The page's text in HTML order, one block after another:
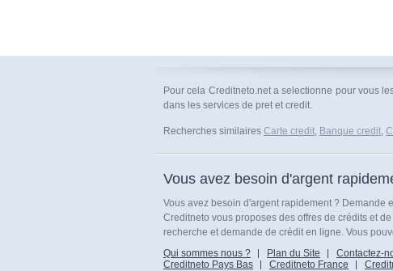
Pour cela Creditneto.net a selectionne pour vous
dans les services de pret et credit.
Recherches similaires Carte credit, Banque credit,
Vous avez besoin d'argent
Vous avez besoin d'argent rapidement ? Demande
Creditneto vous proposes des offres de crédits et
recherche et demande de crédit en ligne. Vous
Qui sommes nous ?
Plan du Site Contactez-
Creditneto Pays Bas
Creditneto France